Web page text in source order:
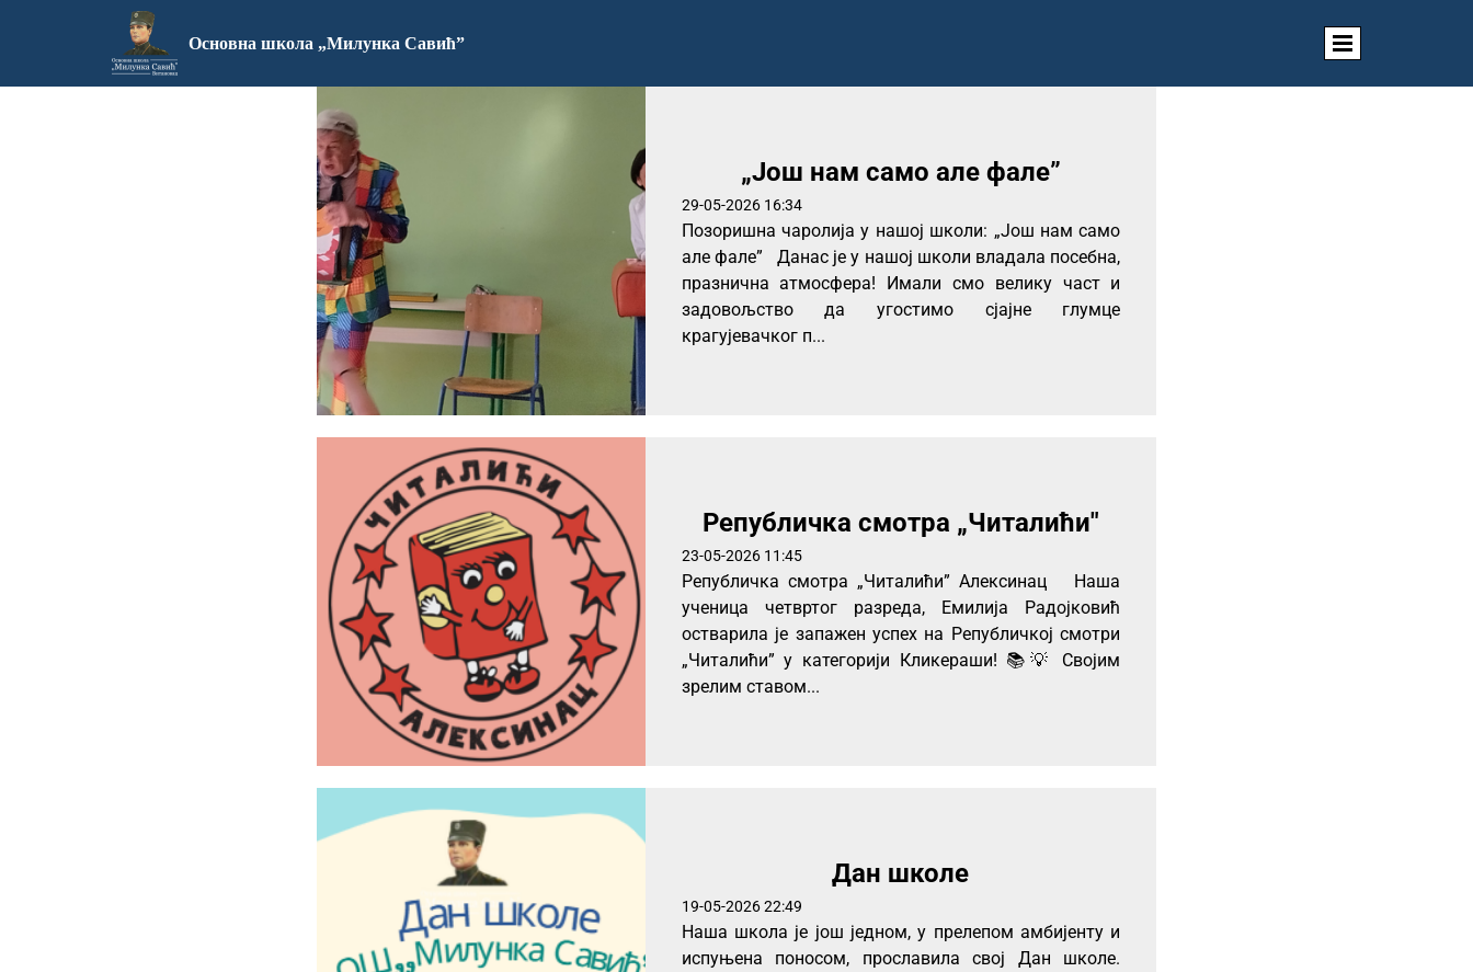
Основна школа „Милунка Савић”
„Још нам само але фале”
29-05-2026 16:34
Позоришна чаролија у нашој школи: „Још нам само
але фале” Данас је у нашој школи владала посебна,
празнична атмосфера! Имали смо велику част и
задовољство да угостимо сјајне глумце
крагујевачког п...
Републичка смотра „Читалићи"
23-05-2026 11:45
Републичка смотра „Читалићи” Алексинац Наша
ученица четвртог разреда, Емилија Радојковић
остварила је запажен успех на Републичкој смотри
„Читалићи” у категорији Кликераши! 📚💡 Својим
зрелим ставом...
Дан школе
19-05-2026 22:49
Наша школа је још једном, у прелепом амбијенту и
испуњена поносом, прославила свој Дан школе.